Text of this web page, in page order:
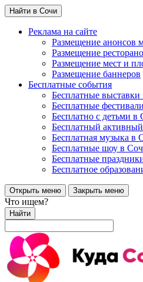
Найти в Сочи
Реклама на сайте
Размещение анонсов
Размещение
Размещение мест и
Размещение баннеров
Бесплатные события
Бесплатные
Бесплатные
Бесплатно с детьми в
Бесплатный
Бесплатная музыка в
Бесплатные шоу в
Бесплатные
Бесплатное
Открыть меню Закрыть меню
Что ищем?
Найти